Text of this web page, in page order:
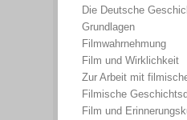
Die Deutsche
Grundlagen
Filmwahrnehmung
Film und Wirklichkeit
Zur Arbeit mit
Filmische
Film und